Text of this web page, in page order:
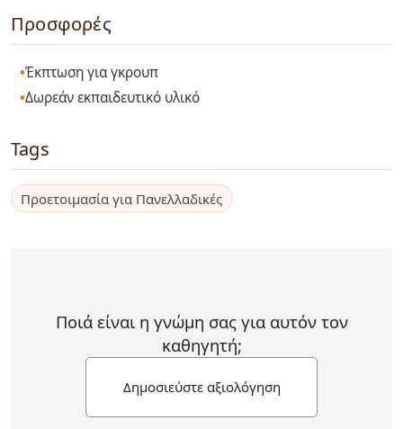
Προσφορές
Έκπτωση για γκρουπ
Δωρεάν εκπαιδευτικό υλικό
Tags
Προετοιμασία για Πανελλαδικές
Ποιά είναι η γνώμη σας για αυτόν τον
καθηγητή;
Δημοσιεύστε αξιολόγηση